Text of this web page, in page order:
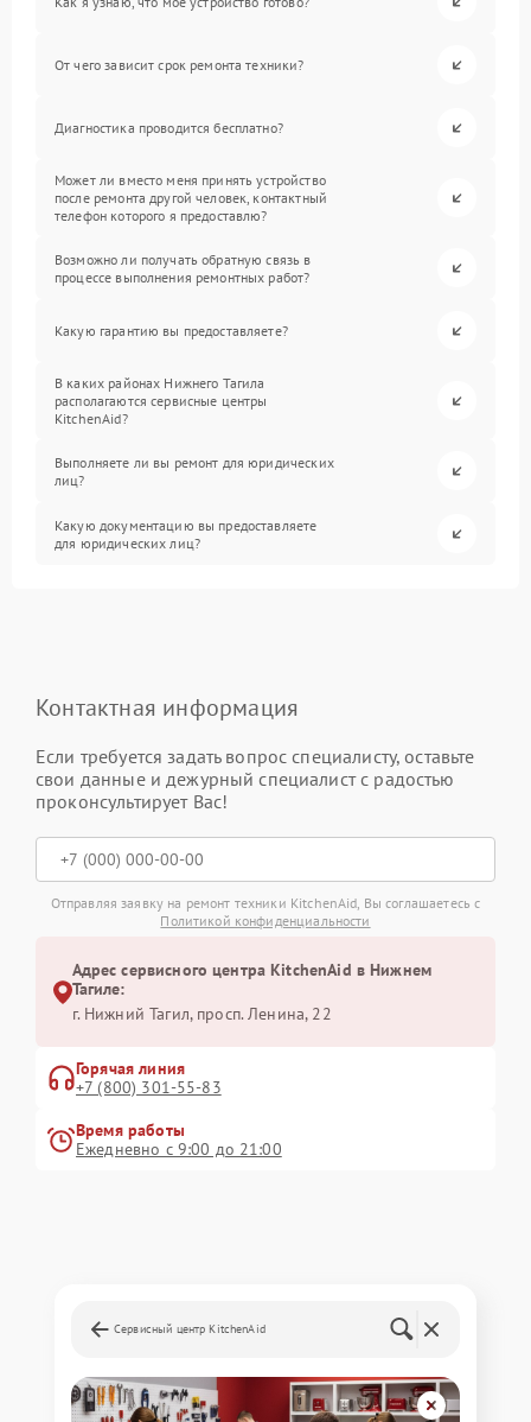
От чего зависит срок ремонта техники?
Диагностика проводится бесплатно?
Может ли вместо меня принять устройство
после ремонта другой человек, контактный
телефон которого я предоставлю?
Возможно ли получать обратную связь в
процессе выполнения ремонтных работ?
Какую гарантию вы предоставляете?
В каких районах Нижнего Тагила
располагаются сервисные центры
KitchenAid?
Выполняете ли вы ремонт для юридических
лиц?
Какую документацию вы предоставляете
для юридических лиц?
Контактная информация
Если требуется задать вопрос специалисту, оставьте
свои данные и дежурный специалист с радостью
проконсультирует Вас!
Отправляя заявку на ремонт техники KitchenAid, Вы соглашаетесь с
Политикой конфиденциальности
Адрес сервисного центра KitchenAid в Нижнем
Тагиле:
г. Нижний Тагил, просп. Ленина, 22
Горячая линия
+7 (800) 301-55-83
Время работы
Ежедневно с 9:00 до 21:00
Сервисный центр KitchenAid